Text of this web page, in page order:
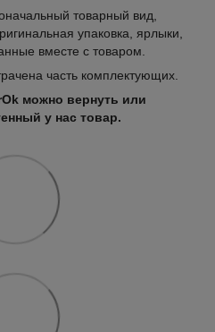
товарный вид,
упаковка, ярлыки,
вместе с товаром.
часть комплектующих.
можно вернуть или
у нас товар.